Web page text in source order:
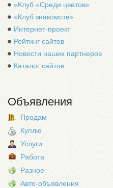
«Клуб «Среди цветов»
«Клуб знакомств»
Интернет-проект
Рейтинг сайтов
Новости наших партнеров
Каталог сайтов
Объявления
Продам
Куплю
Услуги
Работа
Разное
Авто-объявления